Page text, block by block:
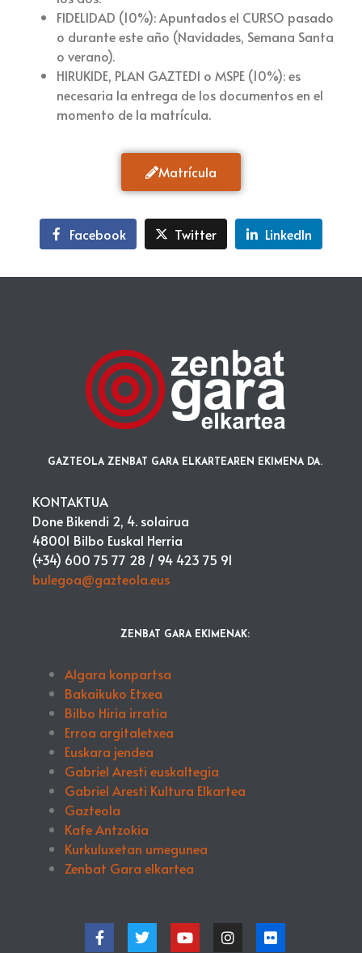
FIDELIDAD (10%): Apuntados el CURSO pasado
o durante este año (Navidades, Semana Santa
o verano).
HIRUKIDE, PLAN GAZTEDI o MSPE (10%): es
necesaria la entrega de los documentos en el
momento de la matrícula.
Matrícula
Facebook Twitter LinkedIn
GAZTEOLA ZENBAT GARA ELKARTEAREN EKIMENA DA.
KONTAKTUA
Done Bikendi 2, 4. solairua
48001 Bilbo Euskal Herria
(+34) 600 75 77 28 / 94 423 75 91
bulegoa@gazteola.eus
ZENBAT GARA EKIMENAK:
Algara konpartsa
Bakaikuko Etxea
Bilbo Hiria irratia
Erroa argitaletxea
Euskara jendea
Gabriel Aresti euskaltegia
Gabriel Aresti Kultura Elkartea
Gazteola
Kafe Antzokia
Kurkuluxetan umegunea
Zenbat Gara elkartea